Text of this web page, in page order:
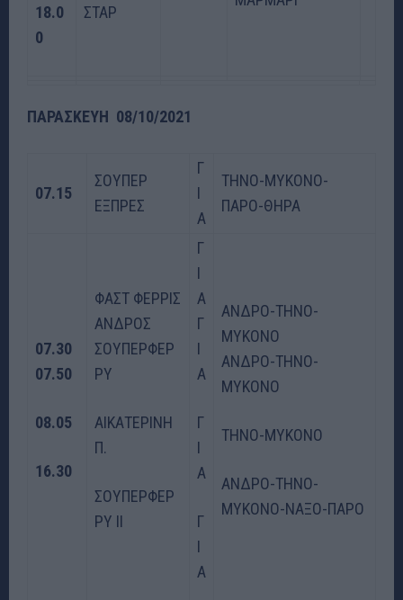
18.0
0
ΣΤΑΡ
ΠΑΡΑΣΚΕΥΗ 08/10/2021
07.15
ΣΟΥΠΕΡ
ΕΞΠΡΕΣ
Γ
Ι
Α
ΤΗΝΟ-ΜΥΚΟΝΟ-
ΠΑΡΟ-ΘΗΡΑ
07.30
07.50
08.05
16.30
ΦΑΣΤ ΦΕΡΡΙΣ
ΑΝΔΡΟΣ
ΣΟΥΠΕΡΦΕΡ
ΡΥ
ΑΙΚΑΤΕΡΙΝΗ
Π.
ΣΟΥΠΕΡΦΕΡ
ΡΥ ΙΙ
Γ
Ι
Α
Γ
Ι
Α
Γ
Ι
Α
Γ
Ι
Α
ΑΝΔΡΟ-ΤΗΝΟ-
ΜΥΚΟΝΟ
ΑΝΔΡΟ-ΤΗΝΟ-
ΜΥΚΟΝΟ
ΤΗΝΟ-ΜΥΚΟΝΟ
ΑΝΔΡΟ-ΤΗΝΟ-
ΜΥΚΟΝΟ-ΝΑΞΟ-ΠΑΡΟ